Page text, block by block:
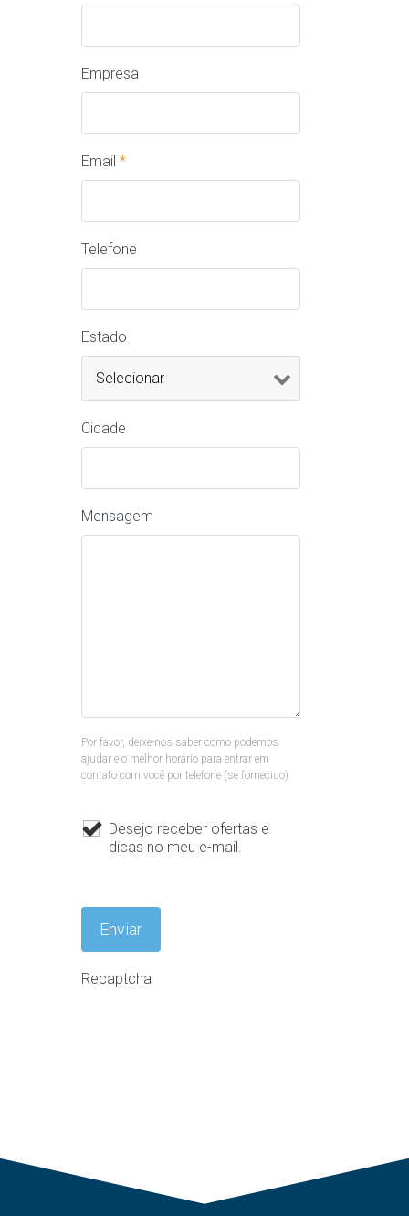
Empresa
Email *
Telefone
Estado
Cidade
Mensagem
Por favor, deixe-nos saber como podemos
ajudar e o melhor horário para entrar em
contato com você por telefone (se fornecido).
Desejo receber ofertas e
dicas no meu e-mail.
Recaptcha